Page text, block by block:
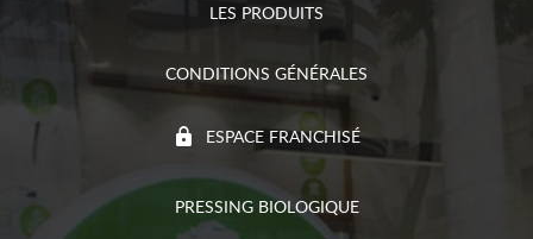
LES PRODUITS
CONDITIONS GÉNÉRALES
ESPACE FRANCHISÉ
PRESSING BIOLOGIQUE